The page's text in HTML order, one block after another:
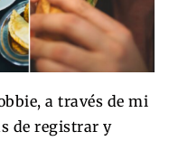
a través de mi
de registrar y